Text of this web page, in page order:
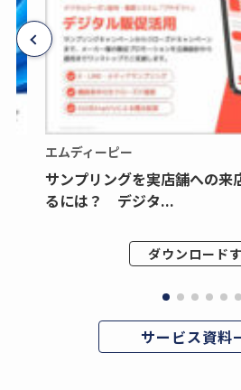
エムディーピー
サンプリングを実店舗への来
るには？ デジタ...
ダウンロード
サービス資料